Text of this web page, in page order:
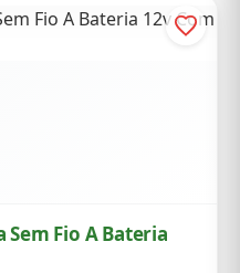
Fio A Bateria